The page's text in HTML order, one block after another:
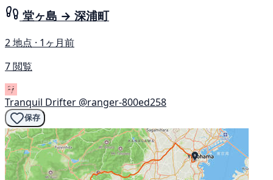
堂ヶ島 → 深浦町
2 地点 · 1ヶ月前
7 閲覧
Tranquil Drifter @ranger-800ed258
保存